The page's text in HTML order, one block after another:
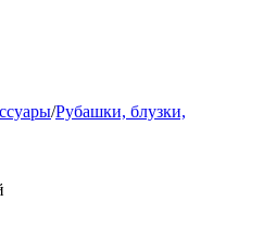
/Рубашки, блузки,